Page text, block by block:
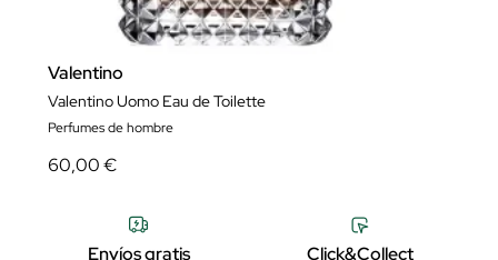
Valentino
Valentino Uomo Eau de Toilette
Perfumes de hombre
60,00 €
Envíos gratis Click&Collect